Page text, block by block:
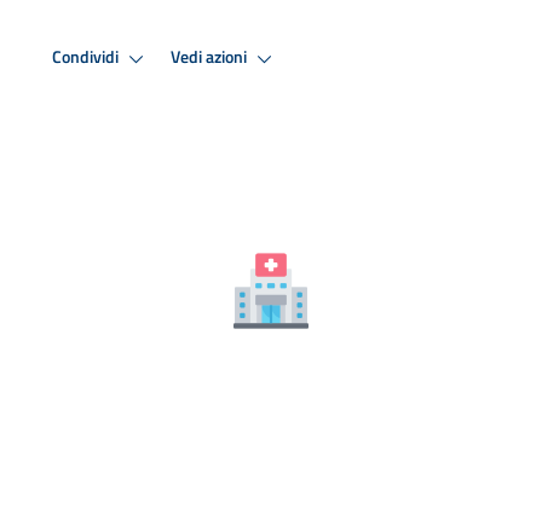
Condividi Vedi azioni